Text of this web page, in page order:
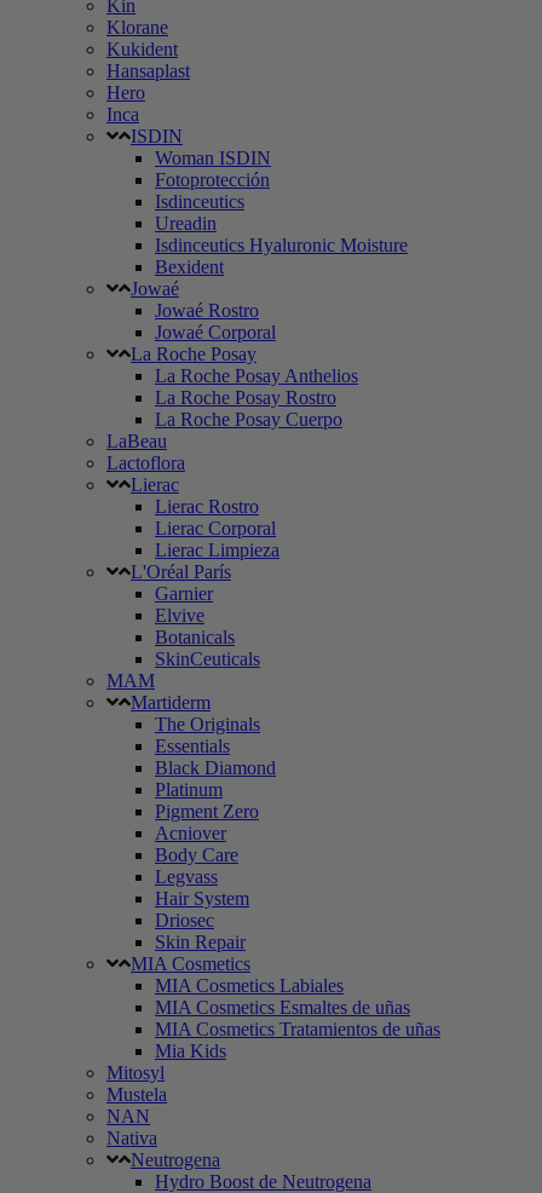
Kin
Klorane
Kukident
Hansaplast
Hero
Inca
ISDIN
Woman ISDIN
Fotoprotección
Isdinceutics
Ureadin
Isdinceutics Hyaluronic Moisture
Bexident
Jowaé
Jowaé Rostro
Jowaé Corporal
La Roche Posay
La Roche Posay Anthelios
La Roche Posay Rostro
La Roche Posay Cuerpo
LaBeau
Lactoflora
Lierac
Lierac Rostro
Lierac Corporal
Lierac Limpieza
L'Oréal París
Garnier
Elvive
Botanicals
SkinCeuticals
MAM
Martiderm
The Originals
Essentials
Black Diamond
Platinum
Pigment Zero
Acniover
Body Care
Legvass
Hair System
Driosec
Skin Repair
MIA Cosmetics
MIA Cosmetics Labiales
MIA Cosmetics Esmaltes de uñas
MIA Cosmetics Tratamientos de uñas
Mia Kids
Mitosyl
Mustela
NAN
Nativa
Neutrogena
Hydro Boost de Neutrogena